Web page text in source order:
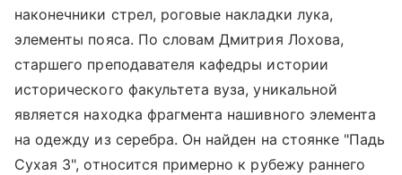
наконечники стрел, роговые накладки лука,
элементы пояса. По словам Дмитрия Лохова,
старшего преподавателя кафедры истории
исторического факультета вуза, уникальной
является находка фрагмента нашивного элемента
на одежду из серебра. Он найден на стоянке "Падь
Сухая 3", относится примерно к рубежу раннего